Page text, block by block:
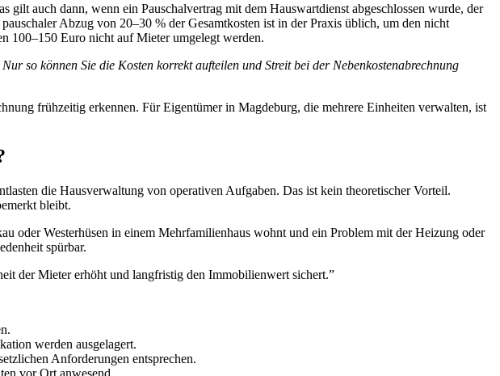
auch dann, wenn ein Pauschalvertrag mit dem Hauswartdienst abgeschlossen wurde, der
Abzug von 20–30 % der Gesamtkosten ist in der Praxis üblich, um den nicht
100–150 Euro nicht auf Mieter umgelegt werden.
so können Sie die Kosten korrekt aufteilen und Streit bei der Nebenkostenabrechnung
frühzeitig erkennen. Für Eigentümer in Magdeburg, die mehrere Einheiten verwalten, ist
die Hausverwaltung von operativen Aufgaben. Das ist kein theoretischer Vorteil.
bleibt.
oder Westerhüsen in einem Mehrfamilienhaus wohnt und ein Problem mit der Heizung oder
spürbar.
der Mieter erhöht und langfristig den Immobilienwert sichert.”
werden ausgelagert.
Anforderungen entsprechen.
vor Ort anwesend.